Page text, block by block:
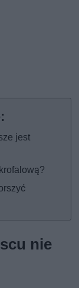
jest
nie